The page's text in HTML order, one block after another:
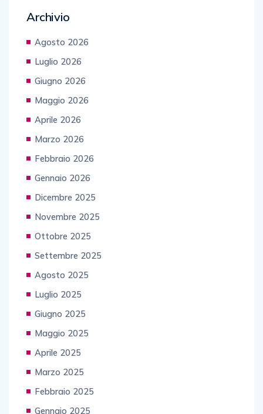
Archivio
Agosto 2026
Luglio 2026
Giugno 2026
Maggio 2026
Aprile 2026
Marzo 2026
Febbraio 2026
Gennaio 2026
Dicembre 2025
Novembre 2025
Ottobre 2025
Settembre 2025
Agosto 2025
Luglio 2025
Giugno 2025
Maggio 2025
Aprile 2025
Marzo 2025
Febbraio 2025
Gennaio 2025